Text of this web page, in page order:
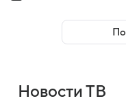
Новости ТВ